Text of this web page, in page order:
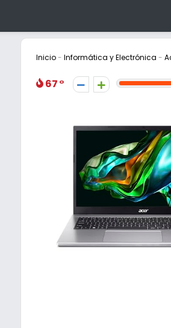
Inicio- Informática y Electrónica -
67